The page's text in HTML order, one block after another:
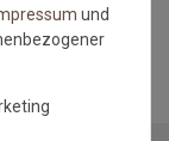
»
und